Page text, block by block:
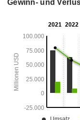
Gewinn- und